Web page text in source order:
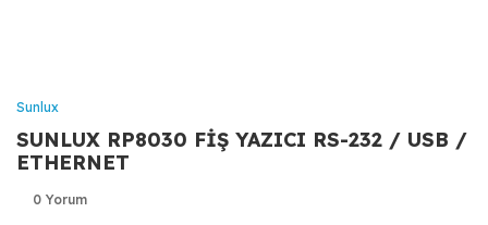
Sunlux
SUNLUX RP8030 FİŞ YAZICI RS-232 / USB /
ETHERNET
0 Yorum